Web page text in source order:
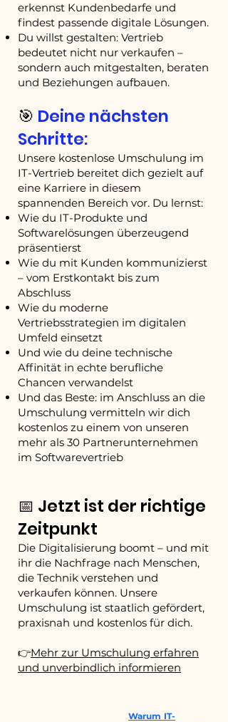
erkennst Kundenbedarfe und
findest passende digitale Lösungen.
Du willst gestalten: Vertrieb
bedeutet nicht nur verkaufen –
sondern auch mitgestalten, beraten
und Beziehungen aufbauen.
🎯 Deine nächsten
Schritte:
Unsere kostenlose Umschulung im
IT-Vertrieb bereitet dich gezielt auf
eine Karriere in diesem
spannenden Bereich vor. Du lernst:
Wie du IT-Produkte und
Softwarelösungen überzeugend
präsentierst
Wie du mit Kunden kommunizierst
– vom Erstkontakt bis zum
Abschluss
Wie du moderne
Vertriebsstrategien im digitalen
Umfeld einsetzt
Und wie du deine technische
Affinität in echte berufliche
Chancen verwandelst
Und das Beste: im Anschluss an die
Umschulung vermitteln wir dich
kostenlos zu einem von unseren
mehr als 30 Partnerunternehmen
im Softwarevertrieb
📅 Jetzt ist der richtige
Zeitpunkt
Die Digitalisierung boomt – und mit
ihr die Nachfrage nach Menschen,
die Technik verstehen und
verkaufen können. Unsere
Umschulung ist staatlich gefördert,
praxisnah und kostenlos für dich.
👉Mehr zur Umschulung erfahren
und unverbindlich informieren
Warum IT-